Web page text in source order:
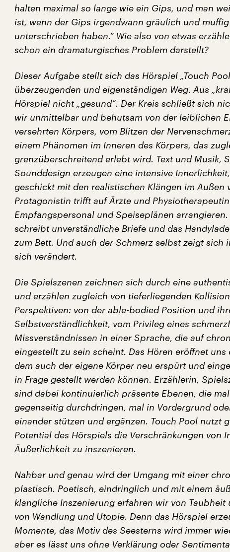
halten maximal so lange wie ein Gips, und man
ist, wenn der Gips irgendwann gräulich und
unterschrieben haben.“ Wie also von etwas
schon ein dramaturgisches Problem darstellt?
Dieser Aufgabe stellt sich das Hörspiel „Touch
überzeugenden und eigenständigen Weg. Aus
Hörspiel nicht „gesund“. Der Kreis schließt sich
wir unmittelbar und behutsam von der leiblichen
versehrten Körpers, vom Blitzen der
einem Phänomen im Inneren des Körpers, das
grenzüberschreitend erlebt wird. Text und Musik,
Sounddesign erzeugen eine intensive
geschickt mit den realistischen Klängen im Außen
Protagonistin trifft auf Ärzte und
Empfangspersonal und Speiseplänen arrangieren.
schreibt unverständliche Briefe und das
zum Bett. Und auch der Schmerz selbst zeigt sich
sich verändert.
Die Spielszenen zeichnen sich durch eine
und erzählen zugleich von tieferliegenden
Perspektiven: von der able-bodied Position und
Selbstverständlichkeit, vom Privileg eines
Missverständnissen in einer Sprache, die auf
eingestellt zu sein scheint. Das Hören eröffnet uns
dem auch der eigene Körper neu erspürt und
in Frage gestellt werden können. Erzählerin,
sind dabei kontinuierlich präsente Ebenen, die
gegenseitig durchdringen, mal in Vordergrund
einander stützen und ergänzen. Touch Pool nutzt
Potential des Hörspiels die Verschränkungen von
Äußerlichkeit zu inszenieren.
Nahbar und genau wird der Umgang mit einer
plastisch. Poetisch, eindringlich und mit einem
klangliche Inszenierung erfahren wir von
von Wandlung und Utopie. Denn das Hörspiel
Momente, das Motiv des Seesterns wird immer
aber es lässt uns ohne Verklärung oder